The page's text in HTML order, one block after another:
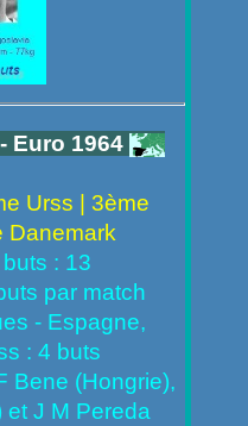
Euro 1964
Urss | 3ème
Danemark
: 13
par match
- Espagne,
: 4 buts
Bene (Hongrie),
et J M Pereda